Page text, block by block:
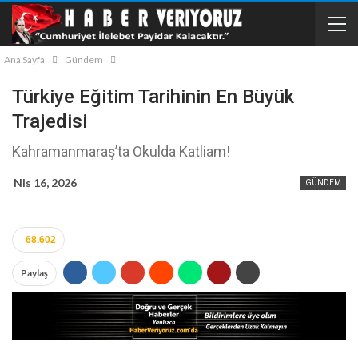
Ana Sayfa Gündem
Türkiye Eğitim Tarihinin En Büyük
Trajedisi
Kahramanmaraş’ta Okulda Katliam!
GÜNDEM
Nis 16, 2026
68.602
Paylaş